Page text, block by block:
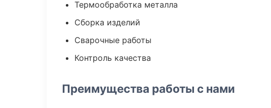
Термообработка металла
Сборка изделий
Сварочные работы
Контроль качества
Преимущества работы с нами